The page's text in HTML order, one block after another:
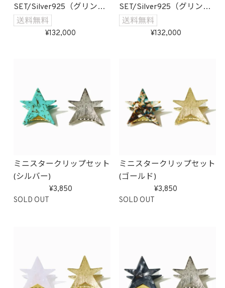
SET/Silver925（グリン
ダ）受注生産
132,000
SET/Silver925（グリン
ダ）受注生産
132,000
ミニスタークリップセット
(シルバー)
3,850
SOLD OUT
ミニスタークリップセット
(ゴールド)
3,850
SOLD OUT